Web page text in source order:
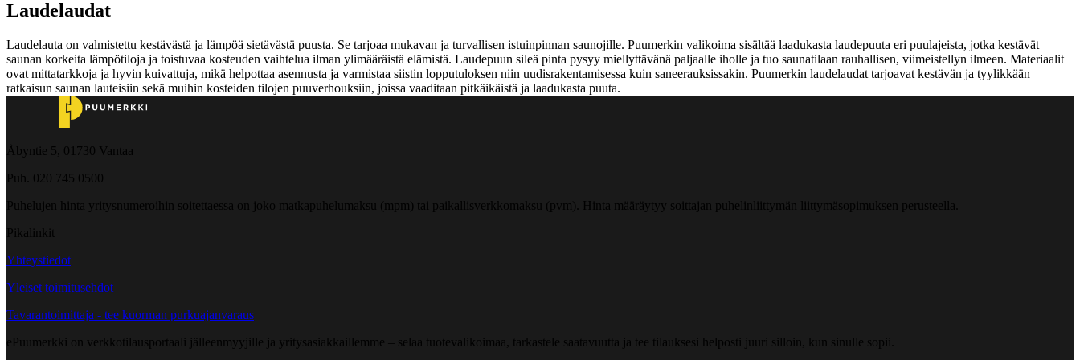
Laudelaudat
Laudelauta on valmistettu kestävästä ja lämpöä sietävästä puusta. Se tarjoaa mukavan ja turvallisen istuinpinnan saunojille. Puumerkin valikoima sisältää laadukasta laudepuuta eri puulajeista, jotka kestävät
saunan korkeita lämpötiloja ja toistuvaa kosteuden vaihtelua ilman ylimääräistä elämistä. Laudepuun sileä pinta pysyy miellyttävänä paljaalle iholle ja tuo saunatilaan rauhallisen, viimeistellyn ilmeen. Materiaalit
ovat mittatarkkoja ja hyvin kuivattuja, mikä helpottaa asennusta ja varmistaa siistin lopputuloksen niin uudisrakentamisessa kuin saneerauksissakin. Puumerkin laudelaudat tarjoavat kestävän ja tyylikkään
ratkaisun saunan lauteisiin sekä muihin kosteiden tilojen puuverhouksiin, joissa vaaditaan pitkäikäistä ja laadukasta puuta.
Åbyntie 5, 01730 Vantaa
Puh. 020 745 0500
Puhelujen hinta yritysnumeroihin soitettaessa on joko matkapuhelumaksu (mpm) tai paikallisverkkomaksu (pvm). Hinta määräytyy soittajan puhelinliittymän liittymäsopimuksen perusteella.
Pikalinkit
Yhteystiedot
Yleiset toimitusehdot
Tavarantoimittaja - tee kuorman purkuajanvaraus
ePuumerkki on verkkotilausportaali jälleenmyyjille ja yritysasiakkaillemme – selaa tuotevalikoimaa, tarkastele saatavuutta ja tee tilauksesi helposti juuri silloin, kun sinulle sopii.